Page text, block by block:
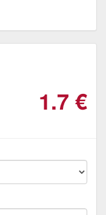
1.7 €